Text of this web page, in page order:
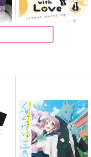
つぶあんこしあん
834円（税込）
夜鷹純×明浦路司
サンプル